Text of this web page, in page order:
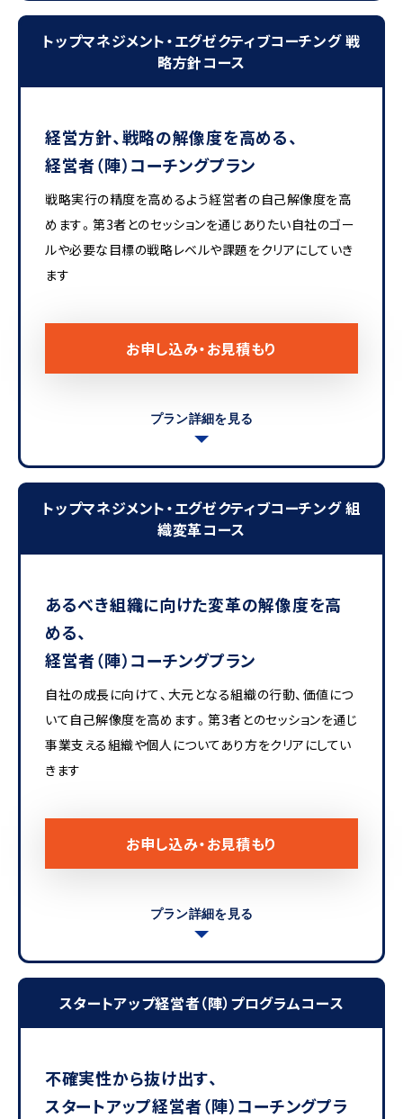
トップマネジメント・エグゼクティブコーチング 戦
略方針コース
経営方針、戦略の解像度を高める、
経営者（陣）コーチングプラン
戦略実行の精度を高めるよう経営者の自己解像度を高
めます。第3者とのセッションを通じありたい自社のゴー
ルや必要な目標の戦略レベルや課題をクリアにしていき
ます
お申し込み・お見積もり
プラン詳細を見る
トップマネジメント・エグゼクティブコーチング 組
織変革コース
あるべき組織に向けた変革の解像度を高
める、
経営者（陣）コーチングプラン
自社の成長に向けて、大元となる組織の行動、価値につ
いて自己解像度を高めます。第3者とのセッションを通じ
事業支える組織や個人についてあり方をクリアにしてい
きます
お申し込み・お見積もり
プラン詳細を見る
スタートアップ経営者（陣）プログラムコース
不確実性から抜け出す、
スタートアップ経営者（陣）コーチングプラ